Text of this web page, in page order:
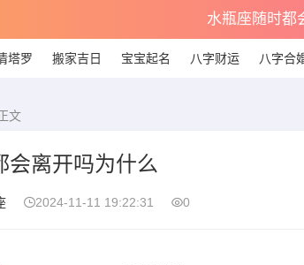
水瓶座随时都
塔罗 搬家吉日 宝宝起名 八字财运 八字合
文
会离开吗为什么
2024-11-11 19:22:31 0